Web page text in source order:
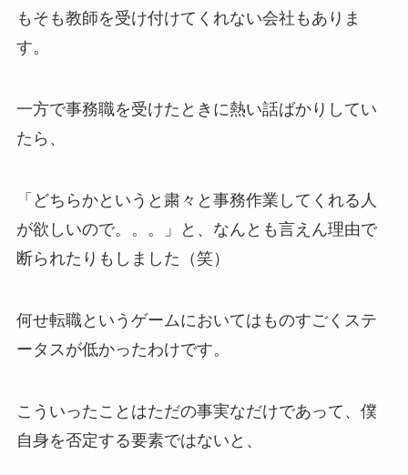
もそも教師を受け付けてくれない会社もありま
す。
一方で事務職を受けたときに熱い話ばかりしてい
たら、
「どちらかというと粛々と事務作業してくれる人
が欲しいので。。。」と、なんとも言えん理由で
断られたりもしました（笑）
何せ転職というゲームにおいてはものすごくステ
ータスが低かったわけです。
こういったことはただの事実なだけであって、僕
自身を否定する要素ではないと、